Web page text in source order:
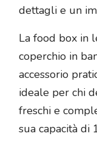
dettagli e un
La food box in
coperchio in
accessorio
ideale per chi
freschi e
sua capacità